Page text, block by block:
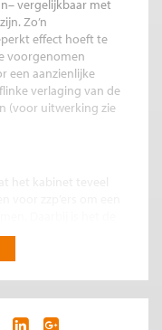
vergelijkbaar met
Zo’n
effect hoeft te
voorgenomen
een aanzienlijke
verlaging van de
(voor uitwerking zie
pensioenopbouw
over de
hun carrière de
belangrijk voordeel
systematiek is dat